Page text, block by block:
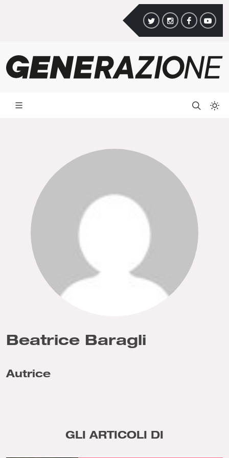
Beatrice Baragli
Autrice
GLI ARTICOLI DI